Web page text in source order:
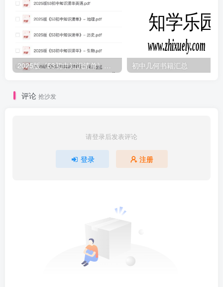
2025版《53初中知识清单》英语+政史地生（小四门） 初中几何书籍汇总
评论 抢沙发
请登录后发表评论
登录 注册